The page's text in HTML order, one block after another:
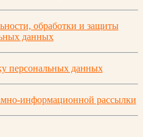
обработки и защиты
данных
персональных данных
информационной рассылки